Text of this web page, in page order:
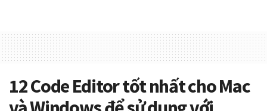
12 Code Editor tốt nhất cho Mac